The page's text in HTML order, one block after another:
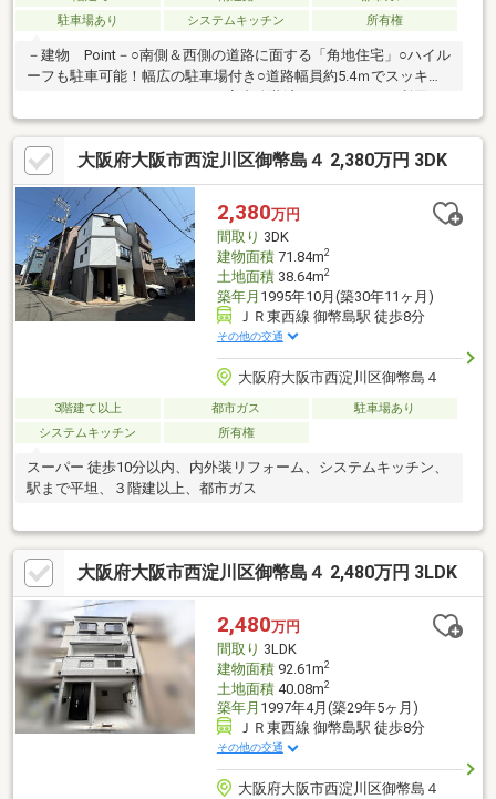
駐車場あり
システムキッチン 所有権
－建物 Point－○南側＆西側の道路に面する「角地住宅」○ハイル
ーフも駐車可能！幅広の駐車場付き○道路幅員約5.4ｍでスッキリ
能です○角地で陽当り＆風通しに優れます○投資用物件や車庫付き
事務所の利用可能！≪ご見学について≫○空家＝お客様のご都合
にあわせてご見学可能！○送迎＝スタッフまでお気軽にご相談く
ださい♪
大阪府大阪市西淀川区御幣島４ 2,380万円 3DK
2,380万円
間取り 3DK
建物面積71.84m2
土地面積38.64m2
築年月 1995年10月(築30年11ヶ月)
ＪＲ東西線 御幣島駅 徒歩8分
その他の交通
大阪府大阪市西淀川区御幣島４
3階建て以上 都市ガス
駐車場あり
システムキッチン
所有権
スーパー 徒歩10分以内、内外装リフォーム、システムキッチン、
駅まで平坦、３階建以上、都市ガス
大阪府大阪市西淀川区御幣島４ 2,480万円 3LDK
2,480万円
間取り 3LDK
建物面積92.61m2
土地面積40.08m2
築年月 1997年4月(築29年5ヶ月)
ＪＲ東西線 御幣島駅 徒歩8分
その他の交通
大阪府大阪市西淀川区御幣島４